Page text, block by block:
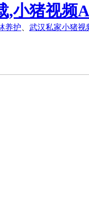
小猪视频
养护 武汉私家小猪视